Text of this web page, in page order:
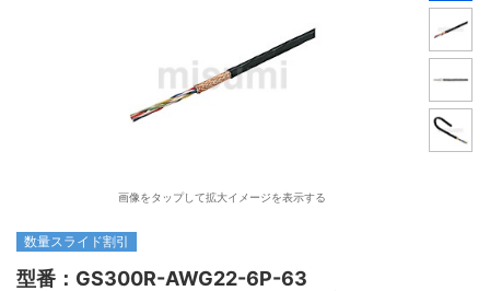
画像をタップして拡大イメージを表示する
数量スライド割引
型番：GS300R-AWG22-6P-63